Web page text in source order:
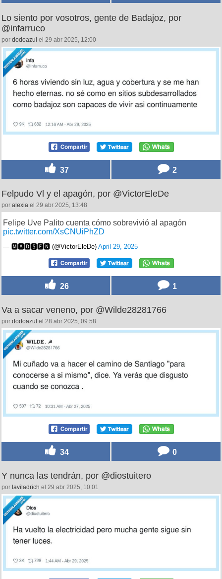
Lo siento por vosotros, gente de Badajoz, por
@infarruco
por dodoazul el 29 abr 2025, 12:00
37 2
Felpudo Vl y el apagón, por @VictorEleDe
por alexia el 29 abr 2025, 13:48
Felipe Uve Palito cuenta cómo sobrevivió al apagón
pic.twitter.com/XsCNUiPhZD
— 🅼🅰🅳🆂🅴🅽 (@VictorEleDe) April 29, 2025
26 1
Va a sacar veneno, por @Wilde28281766
por dodoazul el 28 abr 2025, 09:58
34 0
Y nunca las tendrán, por @diostuitero
por laviladrich el 29 abr 2025, 10:01